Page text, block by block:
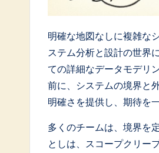
明確な地図なしに複雑な
ステム分析と設計の世界
ての詳細なデータモデリ
前に、システムの境界と
明確さを提供し、期待を
多くのチームは、境界を
としは、スコープクリー